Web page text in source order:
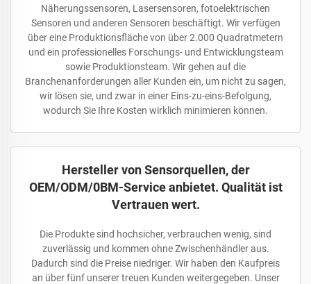
Näherungssensoren, Lasersensoren, fotoelektrischen
Sensoren und anderen Sensoren beschäftigt. Wir verfügen
über eine Produktionsfläche von über 2.000 Quadratmetern
und ein professionelles Forschungs- und Entwicklungsteam
sowie Produktionsteam. Wir gehen auf die
Branchenanforderungen aller Kunden ein, um nicht zu sagen,
wir lösen sie, und zwar in einer Eins-zu-eins-Befolgung,
wodurch Sie Ihre Kosten wirklich minimieren können.
Hersteller von Sensorquellen, der
OEM/ODM/0BM-Service anbietet. Qualität ist
Vertrauen wert.
Die Produkte sind hochsicher, verbrauchen wenig, sind
zuverlässig und kommen ohne Zwischenhändler aus.
Dadurch sind die Preise niedriger. Wir haben den Kaufpreis
an über fünf unserer treuen Kunden weitergegeben. Unser